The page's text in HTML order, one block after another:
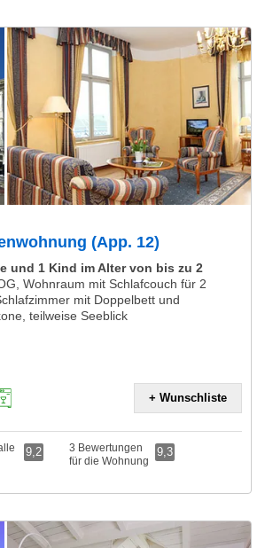
(App. 12)
und 1 Kind im Alter von bis zu 2
Wohnraum mit Schlafcouch für 2
mit Doppelbett und
teilweise Seeblick
+ Wunschliste
9,2
3 Bewertungen
für die Wohnung
9,3